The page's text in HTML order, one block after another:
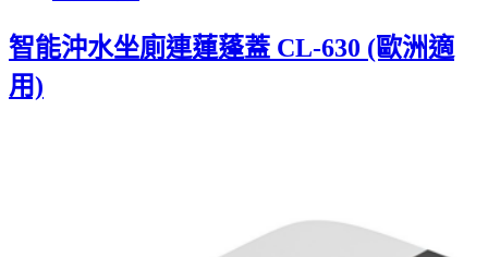
智能沖水坐廁連蓮蓬蓋 CL-630 (歐洲適
用)